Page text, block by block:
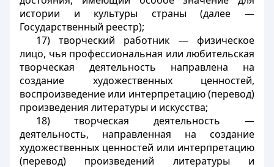
истории и культуры страны (далее —
Государственный реестр);
17) творческий работник — физическое
лицо, чья профессиональная или любительская
творческая деятельность направлена на
создание художественных ценностей,
воспроизведение или интерпретацию (перевод)
произведения литературы и искусства;
18) творческая деятельность —
деятельность, направленная на создание
художественных ценностей или интерпретацию
(перевод) произведений литературы и